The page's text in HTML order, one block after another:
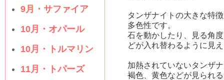
9月・サファイア
10月・オパール
10月・トルマリン
11月・トパーズ
タンザナイトの大きな特
多色性です。
石を動かしたり、見る角
どが入れ替わるように見
加熱されていないタンザ
褐色、黄色などが見られ